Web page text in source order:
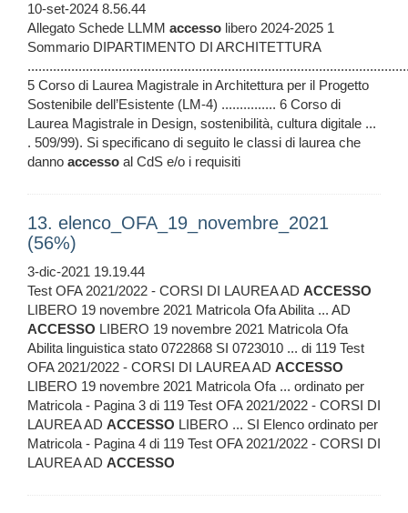
10-set-2024 8.56.44
Allegato Schede LLMM accesso libero 2024-2025 1
Sommario DIPARTIMENTO DI ARCHITETTURA
5 Corso di Laurea Magistrale in Architettura per il Progetto
Sostenibile dell’Esistente (LM-4) ............... 6 Corso di
Laurea Magistrale in Design, sostenibilità, cultura digitale ...
. 509/99). Si specificano di seguito le classi di laurea che
danno accesso al CdS e/o i requisiti
13. elenco_OFA_19_novembre_2021
(56%)
3-dic-2021 19.19.44
Test OFA 2021/2022 - CORSI DI LAUREA AD ACCESSO
LIBERO 19 novembre 2021 Matricola Ofa Abilita ... AD
ACCESSO LIBERO 19 novembre 2021 Matricola Ofa
Abilita linguistica stato 0722868 SI 0723010 ... di 119 Test
OFA 2021/2022 - CORSI DI LAUREA AD ACCESSO
LIBERO 19 novembre 2021 Matricola Ofa ... ordinato per
Matricola - Pagina 3 di 119 Test OFA 2021/2022 - CORSI DI
LAUREA AD ACCESSO LIBERO ... SI Elenco ordinato per
Matricola - Pagina 4 di 119 Test OFA 2021/2022 - CORSI DI
LAUREA AD ACCESSO